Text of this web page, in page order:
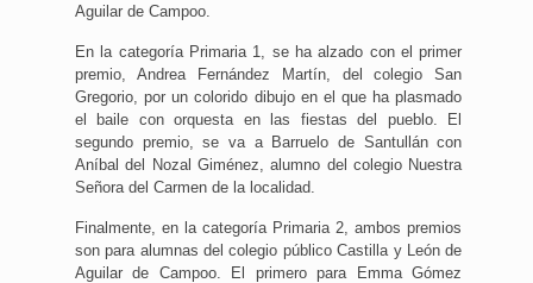
Aguilar de Campoo.
En la categoría Primaria 1, se ha alzado con el primer
premio, Andrea Fernández Martín, del colegio San
Gregorio, por un colorido dibujo en el que ha plasmado
el baile con orquesta en las fiestas del pueblo. El
segundo premio, se va a Barruelo de Santullán con
Aníbal del Nozal Giménez, alumno del colegio Nuestra
Señora del Carmen de la localidad.
Finalmente, en la categoría Primaria 2, ambos premios
son para alumnas del colegio público Castilla y León de
Aguilar de Campoo. El primero para Emma Gómez